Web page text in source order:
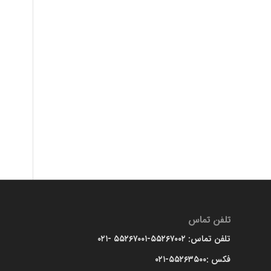
تلفن تماس
تلفن تماس: ۵۵۲۶۷۰۰۲-۵۵۲۶۷۰۰۱ -۰۲۱
فکس :۵۵۲۶۳۵۰۰-۰۲۱